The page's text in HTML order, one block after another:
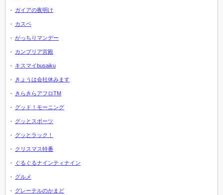
ガイアの夜明け
カスペ
がっちりマンデー
カンブリア宮殿
キスマイbusaiku
きょうは会社休みます
きらきらアフロTM
グッド！モーニング
グッとスポーツ
グッとラック！
クリスマス特番
ぐるぐるナインティナイン
グルメ
グレーテルのかまど